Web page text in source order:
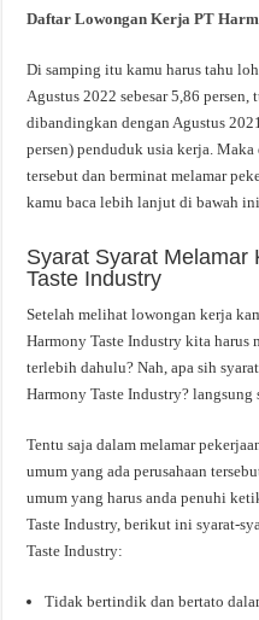
Daftar Lowongan Kerja PT
Di samping itu kamu harus tahu
Agustus 2022 sebesar 5,86 persen,
dibandingkan dengan Agustus
persen) penduduk usia kerja.
tersebut dan berminat melamar
kamu baca lebih lanjut di bawah ini.
Syarat Syarat Melamar
Taste Industry
Setelah melihat lowongan kerja
Harmony Taste Industry kita harus
terlebih dahulu? Nah, apa sih
Harmony Taste Industry?
Tentu saja dalam melamar
umum yang ada perusahaan
umum yang harus anda penuhi
Taste Industry, berikut ini syarat-
Taste Industry:
Tidak bertindik dan bertato